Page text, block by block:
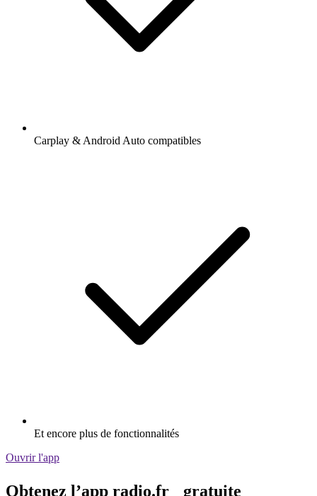
Carplay & Android Auto compatibles
Et encore plus de fonctionnalités
Ouvrir l'app
Obtenez l’app radio.fr gratuite